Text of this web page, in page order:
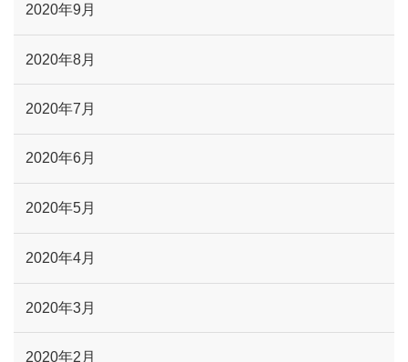
2020年9月
2020年8月
2020年7月
2020年6月
2020年5月
2020年4月
2020年3月
2020年2月